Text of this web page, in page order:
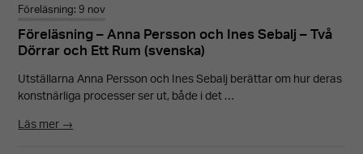
Föreläsning: 9 nov
Föreläsning – Anna Persson och Ines Sebalj – Två
Dörrar och Ett Rum (svenska)
Utställarna Anna Persson och Ines Sebalj berättar om hur deras
konstnärliga processer ser ut, både i det …
Läs mer →